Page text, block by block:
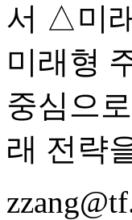
서 △미
미래형
중심으
래 전략